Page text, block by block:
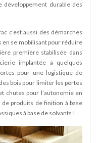
durable des
c’est aussi des démarches
en se mobilisant pour réduire
première stabilisée dans
implantée à quelques
pour une logistique de
bois pour limiter les pertes
chutes pour l’autonomie en
produits de finition à base
à base de solvants !